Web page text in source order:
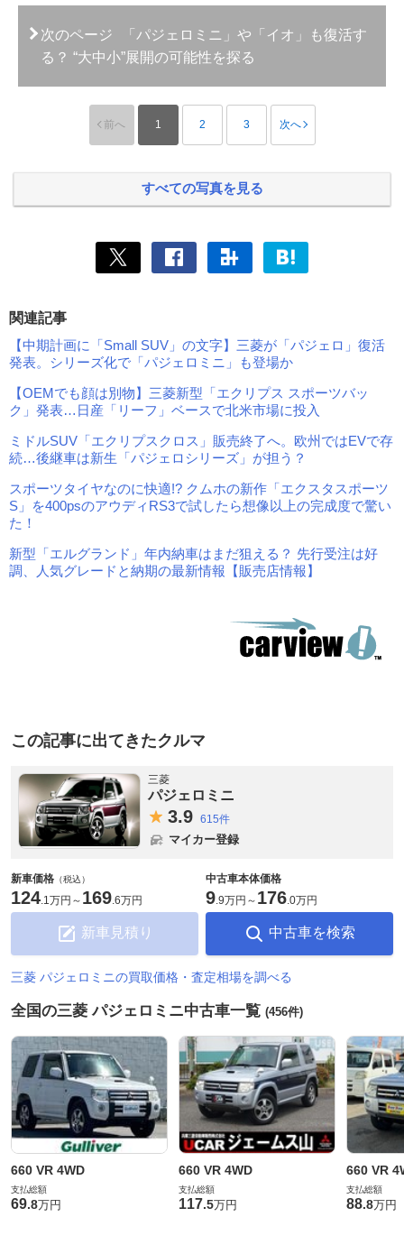
次のページ
「パジェロミニ」や「イオ」も復活す
る？ “大中小”展開の可能性を探る
前へ 1 2 3 次へ
すべての写真を見る
関連記事
【中期計画に「Small SUV」の文字】三菱が「パジェロ」復活
発表。シリーズ化で「パジェロミニ」も登場か
【OEMでも顔は別物】三菱新型「エクリプス スポーツバッ
ク」発表…日産「リーフ」ベースで北米市場に投入
ミドルSUV「エクリプスクロス」販売終了へ。欧州ではEVで存
続…後継車は新生「パジェロシリーズ」が担う？
スポーツタイヤなのに快適!? クムホの新作「エクスタスポーツ
S」を400psのアウディRS3で試したら想像以上の完成度で驚い
た！
新型「エルグランド」年内納車はまだ狙える？ 先行受注は好
調、人気グレードと納期の最新情報【販売店情報】
この記事に出てきたクルマ
三菱
パジェロミニ
3.9 615件
マイカー登録
新車価格 （税込）
124 1万円 ～ 169 6万円
新車見積り
中古車本体価格
9 9万円 ～ 176 0万円
中古車を検索
三菱 パジェロミニの買取価格・査定相場を調べる
全国の三菱 パジェロミニ中古車一覧 (456件)
660 VR 4WD
支払総額
69.8万円
660 VR 4WD
支払総額
117.5万円
660 VR
支払総額
88.8万円